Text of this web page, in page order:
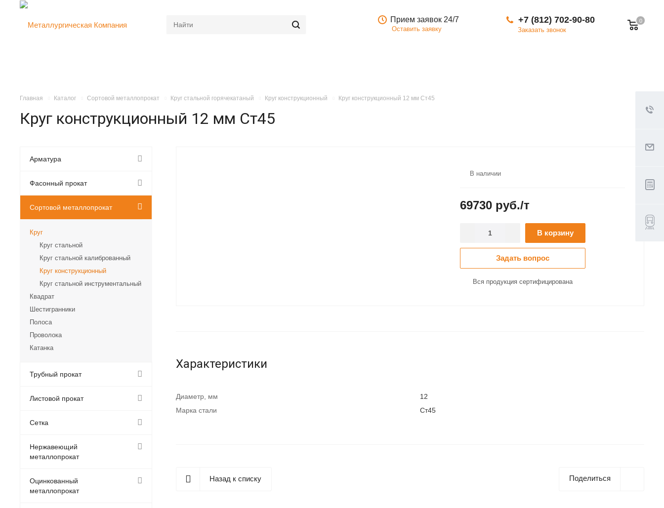
0
+7 (812) 702-90-80
Заказать звонок
Прием заявок 24/7
Оставить заявку
Главная Каталог Сортовой металлопрокат Круг стальной горячекатаный Круг конструкционный Круг конструкционный 12 мм Ст45
Круг конструкционный 12 мм Ст45
В наличии
69730 руб./т
В корзину
Задать вопрос
Вся продукция сертифицирована
Характеристики
Диаметр, мм
12
Марка стали
Ст45
Поделиться
Назад к списку
Арматура
Фасонный прокат
Сортовой металлопрокат
Круг
Круг стальной
Круг стальной калиброванный
Круг конструкционный
Круг стальной инструментальный
Квадрат
Шестигранники
Полоса
Проволока
Катанка
Трубный прокат
Листовой прокат
Сетка
Нержавеющий
металлопрокат
Оцинкованный
металлопрокат